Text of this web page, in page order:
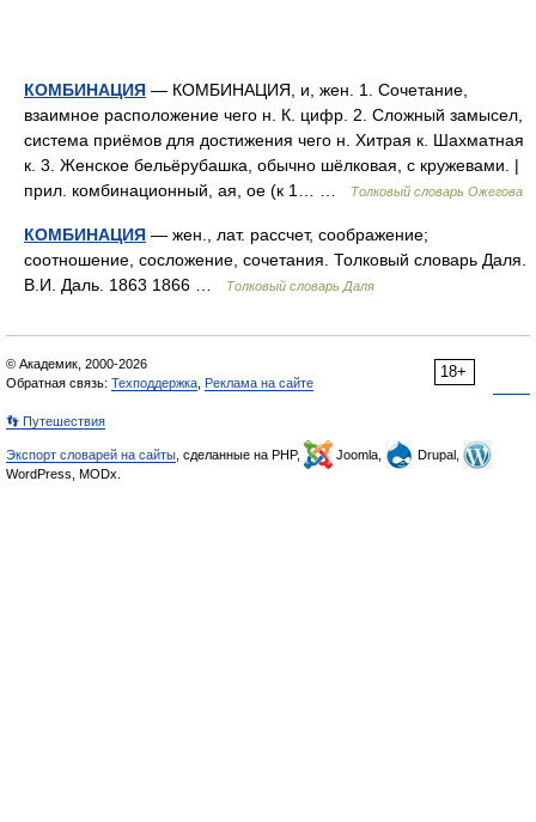
КОМБИНАЦИЯ — КОМБИНАЦИЯ, и, жен. 1. Сочетание,
взаимное расположение чего н. К. цифр. 2. Сложный замысел,
система приёмов для достижения чего н. Хитрая к. Шахматная
к. 3. Женское бельёрубашка, обычно шёлковая, с кружевами. |
прил. комбинационный, ая, ое (к 1… …
Толковый словарь Ожегова
КОМБИНАЦИЯ — жен., лат. рассчет, соображение;
соотношение, сосложение, сочетания. Толковый словарь Даля.
В.И. Даль. 1863 1866 …
Толковый словарь Даля
18+
© Академик, 2000-2026
Обратная связь: Техподдержка Реклама на сайте
👣 Путешествия
Экспорт словарей на сайты , сделанные на PHP, Joomla,
Drupal,
WordPress, MODx.